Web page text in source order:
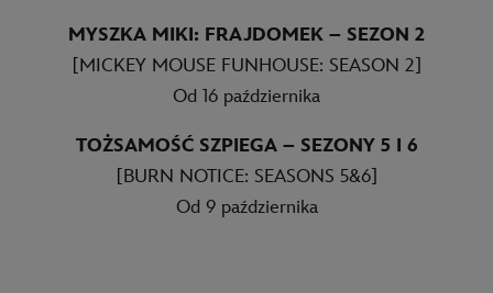
MYSZKA MIKI: FRAJDOMEK – SEZON 2
[MICKEY MOUSE FUNHOUSE: SEASON 2]
Od 16 października
TOŻSAMOŚĆ SZPIEGA – SEZONY 5 I 6
[BURN NOTICE: SEASONS 5&6]
Od 9 października